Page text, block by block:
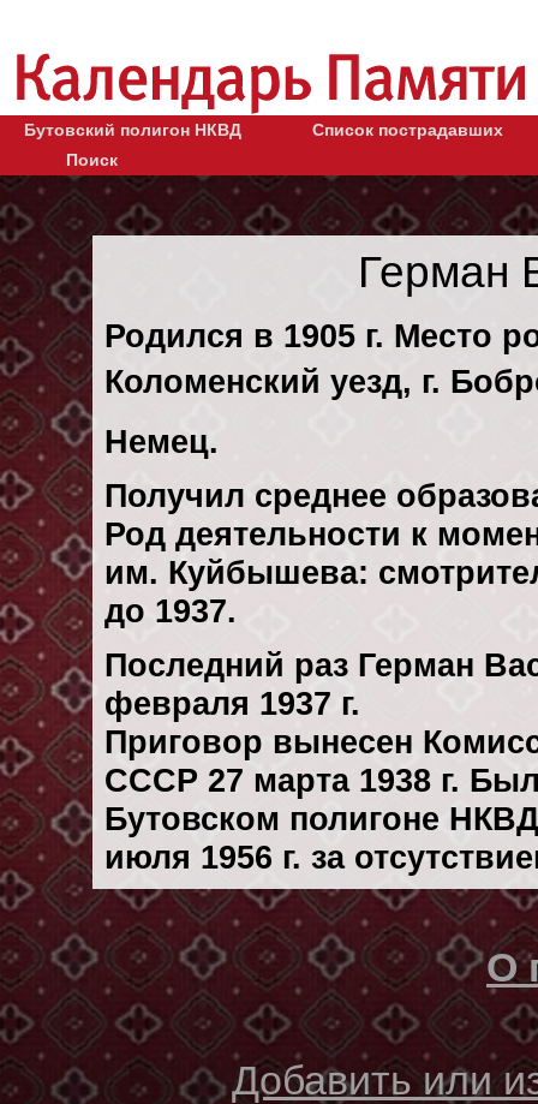
Бутовский полигон НКВД
Список пострадавших
Поиск
Герман
Родился в 1905 г. Место
Коломенский уезд, г.
Немец.
Получил среднее
Род деятельности к
им. Куйбышева:
до 1937.
Последний раз Герман
февраля 1937 г.
Приговор вынесен
СССР 27 марта 1938 г.
Бутовском полигоне
июля 1956 г. за
О
Добавить или